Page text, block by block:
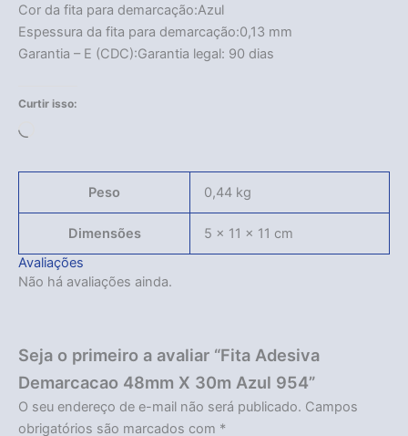
Cor da fita para demarcação:Azul
Espessura da fita para demarcação:0,13 mm
Garantia – E (CDC):Garantia legal: 90 dias
Curtir isso:
Peso 0,44 kg
Dimensões
5 × 11 × 11 cm
Avaliações
Não há avaliações ainda.
Seja o primeiro a avaliar “Fita Adesiva
Demarcacao 48mm X 30m Azul 954”
O seu endereço de e-mail não será publicado. Campos
obrigatórios são marcados com *